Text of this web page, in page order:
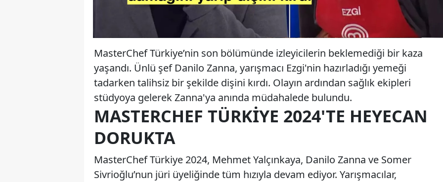
MasterChef Türkiye’nin son bölümünde izleyicilerin beklemediği bir kaza
yaşandı. Ünlü şef Danilo Zanna, yarışmacı Ezgi'nin hazırladığı yemeği
tadarken talihsiz bir şekilde dişini kırdı. Olayın ardından sağlık ekipleri
stüdyoya gelerek Zanna'ya anında müdahalede bulundu.
MASTERCHEF TÜRKIYE 2024'TE HEYECAN
DORUKTA
MasterChef Türkiye 2024, Mehmet Yalçınkaya, Danilo Zanna ve Somer
Sivrioğlu’nun jüri üyeliğinde tüm hızıyla devam ediyor. Yarışmacılar,